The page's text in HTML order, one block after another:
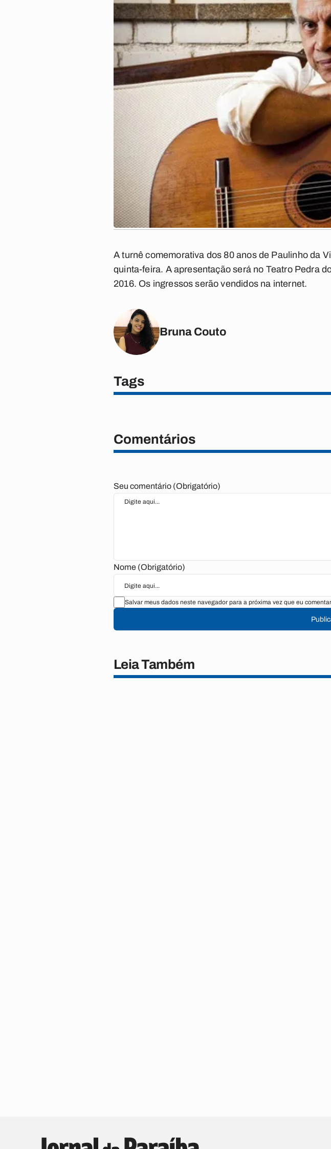
A turnê comemorativa dos 80 anos de Paulinho da
quinta-feira. A apresentação será no Teatro Pedra
2016. Os ingressos serão vendidos na internet.
Bruna Couto
Tags
Comentários
Seu comentário (Obrigatório)
Nome (Obrigatório)
Salvar meus dados neste navegador para a próxima vez que eu
Leia Também